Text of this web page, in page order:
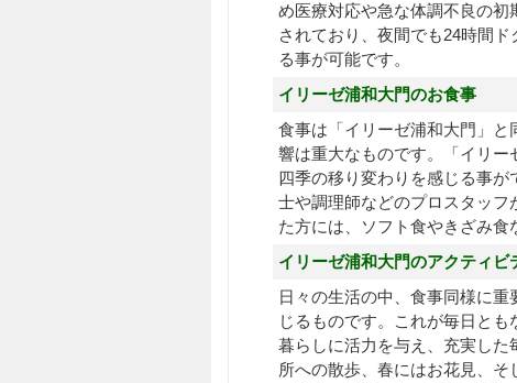
め医療対応や急な体調不良の
されており、夜間でも24時間
る事が可能です。
イリーゼ浦和大門のお食事
食事は「イリーゼ浦和大門」
響は重大なものです。「イリ
四季の移り変わりを感じる事
士や調理師などのプロスタッ
た方には、ソフト食やきざみ食
イリーゼ浦和大門のアクティビ
日々の生活の中、食事同様に
じるものです。これが毎日と
暮らしに活力を与え、充実し
所への散歩、春にはお花見、